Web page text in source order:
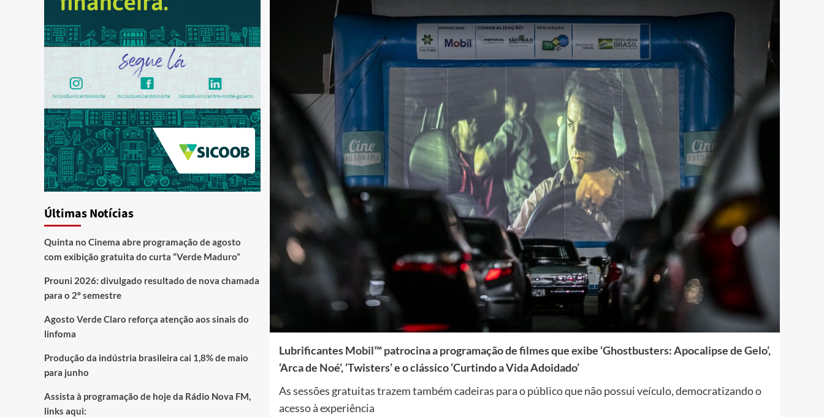
Lubrificantes Mobil™ patrocina a programação de filmes que exibe ‘Ghostbusters: Apocalipse de Gelo’,
‘Arca de Noé’, ‘Twisters’ e o clássico ‘Curtindo a Vida Adoidado’
As sessões gratuitas trazem também cadeiras para o público que não possui veículo, democratizando o
acesso à experiência
Últimas Notícias
Quinta no Cinema abre programação de agosto
com exibição gratuita do curta “Verde Maduro”
Prouni 2026: divulgado resultado de nova chamada
para o 2º semestre
Agosto Verde Claro reforça atenção aos sinais do
linfoma
Produção da indústria brasileira cai 1,8% de maio
para junho
Assista à programação de hoje da Rádio Nova FM,
links aqui: